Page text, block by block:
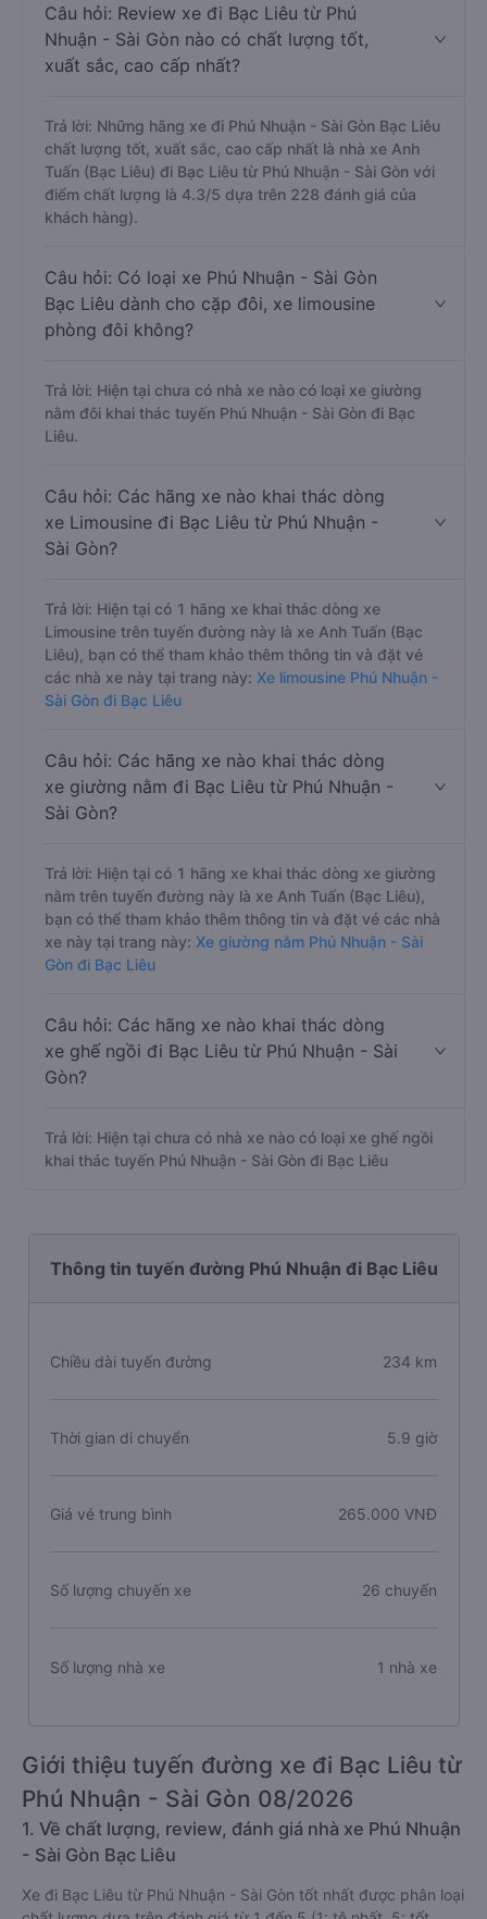
Câu hỏi: Review xe đi Bạc Liêu từ Phú
Nhuận - Sài Gòn nào có chất lượng tốt,
xuất sắc, cao cấp nhất?
Trả lời: Những hãng xe đi Phú Nhuận - Sài Gòn Bạc Liêu
chất lượng tốt, xuất sắc, cao cấp nhất là nhà xe Anh
Tuấn (Bạc Liêu) đi Bạc Liêu từ Phú Nhuận - Sài Gòn với
điểm chất lượng là 4.3/5 dựa trên 228 đánh giá của
khách hàng).
Câu hỏi: Có loại xe Phú Nhuận - Sài Gòn
Bạc Liêu dành cho cặp đôi, xe limousine
phòng đôi không?
Trả lời: Hiện tại chưa có nhà xe nào có loại xe giường
nằm đôi khai thác tuyến Phú Nhuận - Sài Gòn đi Bạc
Liêu.
Câu hỏi: Các hãng xe nào khai thác dòng
xe Limousine đi Bạc Liêu từ Phú Nhuận -
Sài Gòn?
Trả lời: Hiện tại có 1 hãng xe khai thác dòng xe
Limousine trên tuyến đường này là xe Anh Tuấn (Bạc
Liêu), bạn có thể tham khảo thêm thông tin và đặt vé
các nhà xe này tại trang này: Xe limousine Phú Nhuận -
Sài Gòn đi Bạc Liêu
Câu hỏi: Các hãng xe nào khai thác dòng
xe giường nằm đi Bạc Liêu từ Phú Nhuận -
Sài Gòn?
Trả lời: Hiện tại có 1 hãng xe khai thác dòng xe giường
nằm trên tuyến đường này là xe Anh Tuấn (Bạc Liêu),
bạn có thể tham khảo thêm thông tin và đặt vé các nhà
xe này tại trang này: Xe giường nằm Phú Nhuận - Sài
Gòn đi Bạc Liêu
Câu hỏi: Các hãng xe nào khai thác dòng
xe ghế ngồi đi Bạc Liêu từ Phú Nhuận - Sài
Gòn?
Trả lời: Hiện tại chưa có nhà xe nào có loại xe ghế ngồi
khai thác tuyến Phú Nhuận - Sài Gòn đi Bạc Liêu
Thông tin tuyến đường Phú Nhuận đi Bạc Liêu
Chiều dài tuyến đường 234 km
Thời gian di chuyển 5.9 giờ
Giá vé trung bình 265.000 VNĐ
Số lượng chuyến xe 26 chuyến
Số lượng nhà xe 1 nhà xe
Giới thiệu tuyến đường xe đi Bạc Liêu từ
Phú Nhuận - Sài Gòn 08/2026
1. Về chất lượng, review, đánh giá nhà xe Phú Nhuận
- Sài Gòn Bạc Liêu
Xe đi Bạc Liêu từ Phú Nhuận - Sài Gòn tốt nhất được phân loại